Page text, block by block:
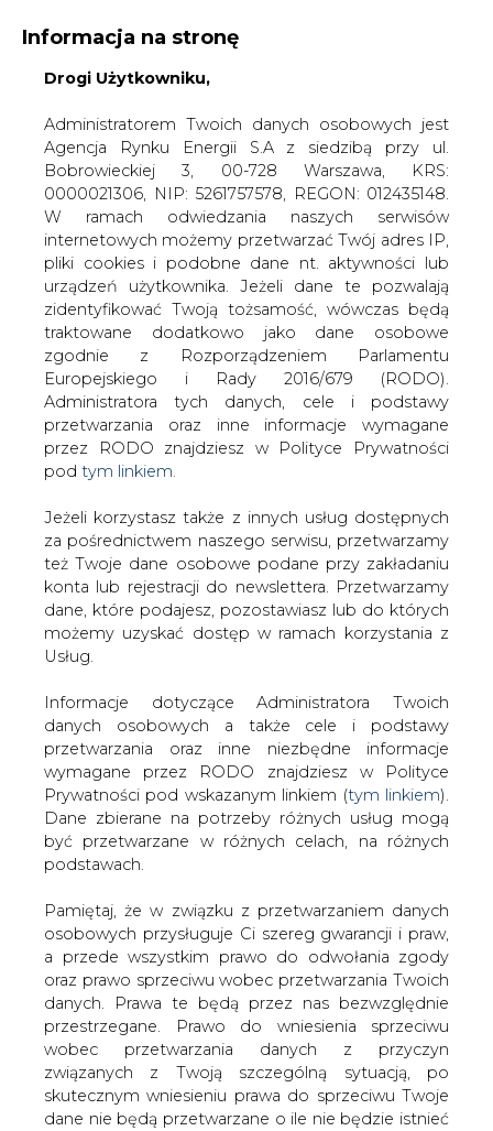
KONTAKT:
WYDAWCA PORTALU:
WYSOKI KONTRAST A A
ZALOGUJ SIĘ
WŁĄCZ CIRE.TV
Informacja na stronę
Drogi Użytkowniku,
Administratorem Twoich danych osobowych jest
Agencja Rynku Energii S.A z siedzibą przy ul.
Bobrowieckiej 3, 00-728 Warszawa, KRS:
0000021306, NIP: 5261757578, REGON: 012435148.
W ramach odwiedzania naszych serwisów
internetowych możemy przetwarzać Twój adres IP,
pliki cookies i podobne dane nt. aktywności lub
urządzeń użytkownika. Jeżeli dane te pozwalają
zidentyfikować Twoją tożsamość, wówczas będą
traktowane dodatkowo jako dane osobowe
zgodnie z Rozporządzeniem Parlamentu
Europejskiego i Rady 2016/679 (RODO).
Administratora tych danych, cele i podstawy
przetwarzania oraz inne informacje wymagane
przez RODO znajdziesz w Polityce Prywatności
pod tym linkiem.
Jeżeli korzystasz także z innych usług dostępnych
za pośrednictwem naszego serwisu, przetwarzamy
też Twoje dane osobowe podane przy zakładaniu
konta lub rejestracji do newslettera. Przetwarzamy
dane, które podajesz, pozostawiasz lub do których
możemy uzyskać dostęp w ramach korzystania z
Usług.
Informacje dotyczące Administratora Twoich
danych osobowych a także cele i podstawy
przetwarzania oraz inne niezbędne informacje
wymagane przez RODO znajdziesz w Polityce
Prywatności pod wskazanym linkiem (tym linkiem).
Dane zbierane na potrzeby różnych usług mogą
być przetwarzane w różnych celach, na różnych
podstawach.
Pamiętaj, że w związku z przetwarzaniem danych
osobowych przysługuje Ci szereg gwarancji i praw,
a przede wszystkim prawo do odwołania zgody
oraz prawo sprzeciwu wobec przetwarzania Twoich
danych. Prawa te będą przez nas bezwzględnie
przestrzegane. Prawo do wniesienia sprzeciwu
wobec przetwarzania danych z przyczyn
związanych z Twoją szczególną sytuacją, po
skutecznym wniesieniu prawa do sprzeciwu Twoje
dane nie będą przetwarzane o ile nie będzie istnieć
Strona główna
SERWIS INFORMACYJNY CIRE
/ Rosja. Firmy naftowe zgodziły się na zamrożenie
pułapu wydobycia ropy
drukuj
skomentuj
udostępnij
Rosja. Firmy naftowe zgodziły się
na zamrożenie pułapu wydobycia
ropy